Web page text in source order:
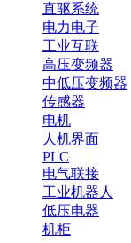
直驱系统
电力电子
工业互联
高压变频器
中低压变频器
传感器
电机
人机界面
PLC
电气联接
工业机器人
低压电器
机柜